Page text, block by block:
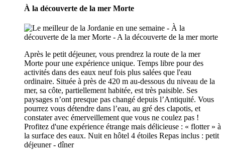
À la découverte de la mer Morte
Après le petit déjeuner, vous prendrez la route de la mer
Morte pour une expérience unique. Temps libre pour des
activités dans des eaux neuf fois plus salées que l'eau
ordinaire. Située à près de 420 m au-dessous du niveau de la
mer, sa côte, partiellement habitée, est très paisible. Ses
paysages n’ont presque pas changé depuis l’Antiquité. Vous
pourrez vous détendre dans l’eau, au gré des clapotis, et
constater avec émerveillement que vous ne coulez pas !
Profitez d'une expérience étrange mais délicieuse : « flotter » à
la surface des eaux. Nuit en hôtel 4 étoiles Repas inclus : petit
déjeuner - dîner